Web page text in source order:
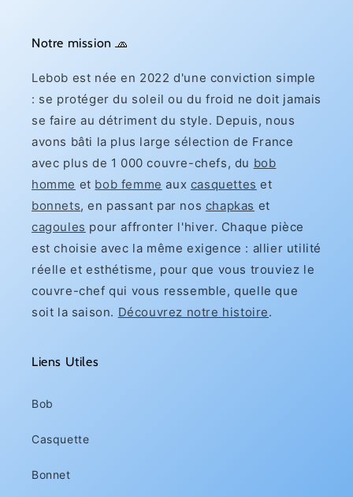
Notre mission 🧢
Lebob est née en 2022 d'une conviction simple
: se protéger du soleil ou du froid ne doit jamais
se faire au détriment du style. Depuis, nous
avons bâti la plus large sélection de France
avec plus de 1 000 couvre-chefs, du bob
homme et bob femme aux casquettes et
bonnets, en passant par nos chapkas et
cagoules pour affronter l'hiver. Chaque pièce
est choisie avec la même exigence : allier utilité
réelle et esthétisme, pour que vous trouviez le
couvre-chef qui vous ressemble, quelle que
soit la saison. Découvrez notre histoire.
Liens Utiles
Bob
Casquette
Bonnet